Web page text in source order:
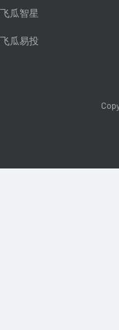
飞瓜智星
飞瓜易投